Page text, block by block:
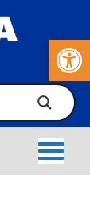
Barra de